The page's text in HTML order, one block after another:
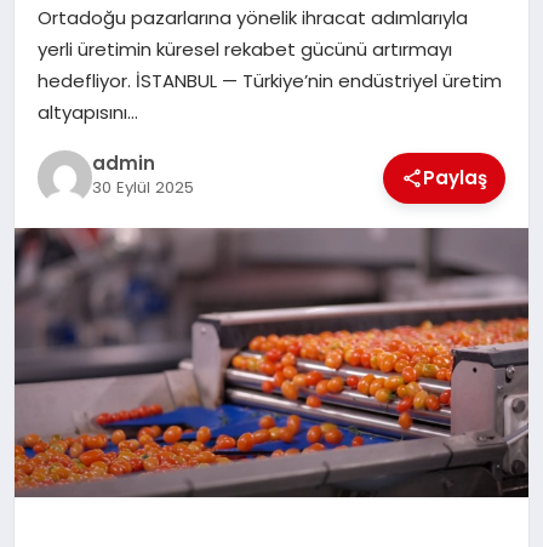
TEKNOLOJI
YAŞAM
Ortadoğu pazarlarına yönelik ihracat adımlarıyla
yerli üretimin küresel rekabet gücünü artırmayı
hedefliyor. İSTANBUL — Türkiye’nin endüstriyel üretim
altyapısını…
admin
30 Eylül 2025 Paylaş